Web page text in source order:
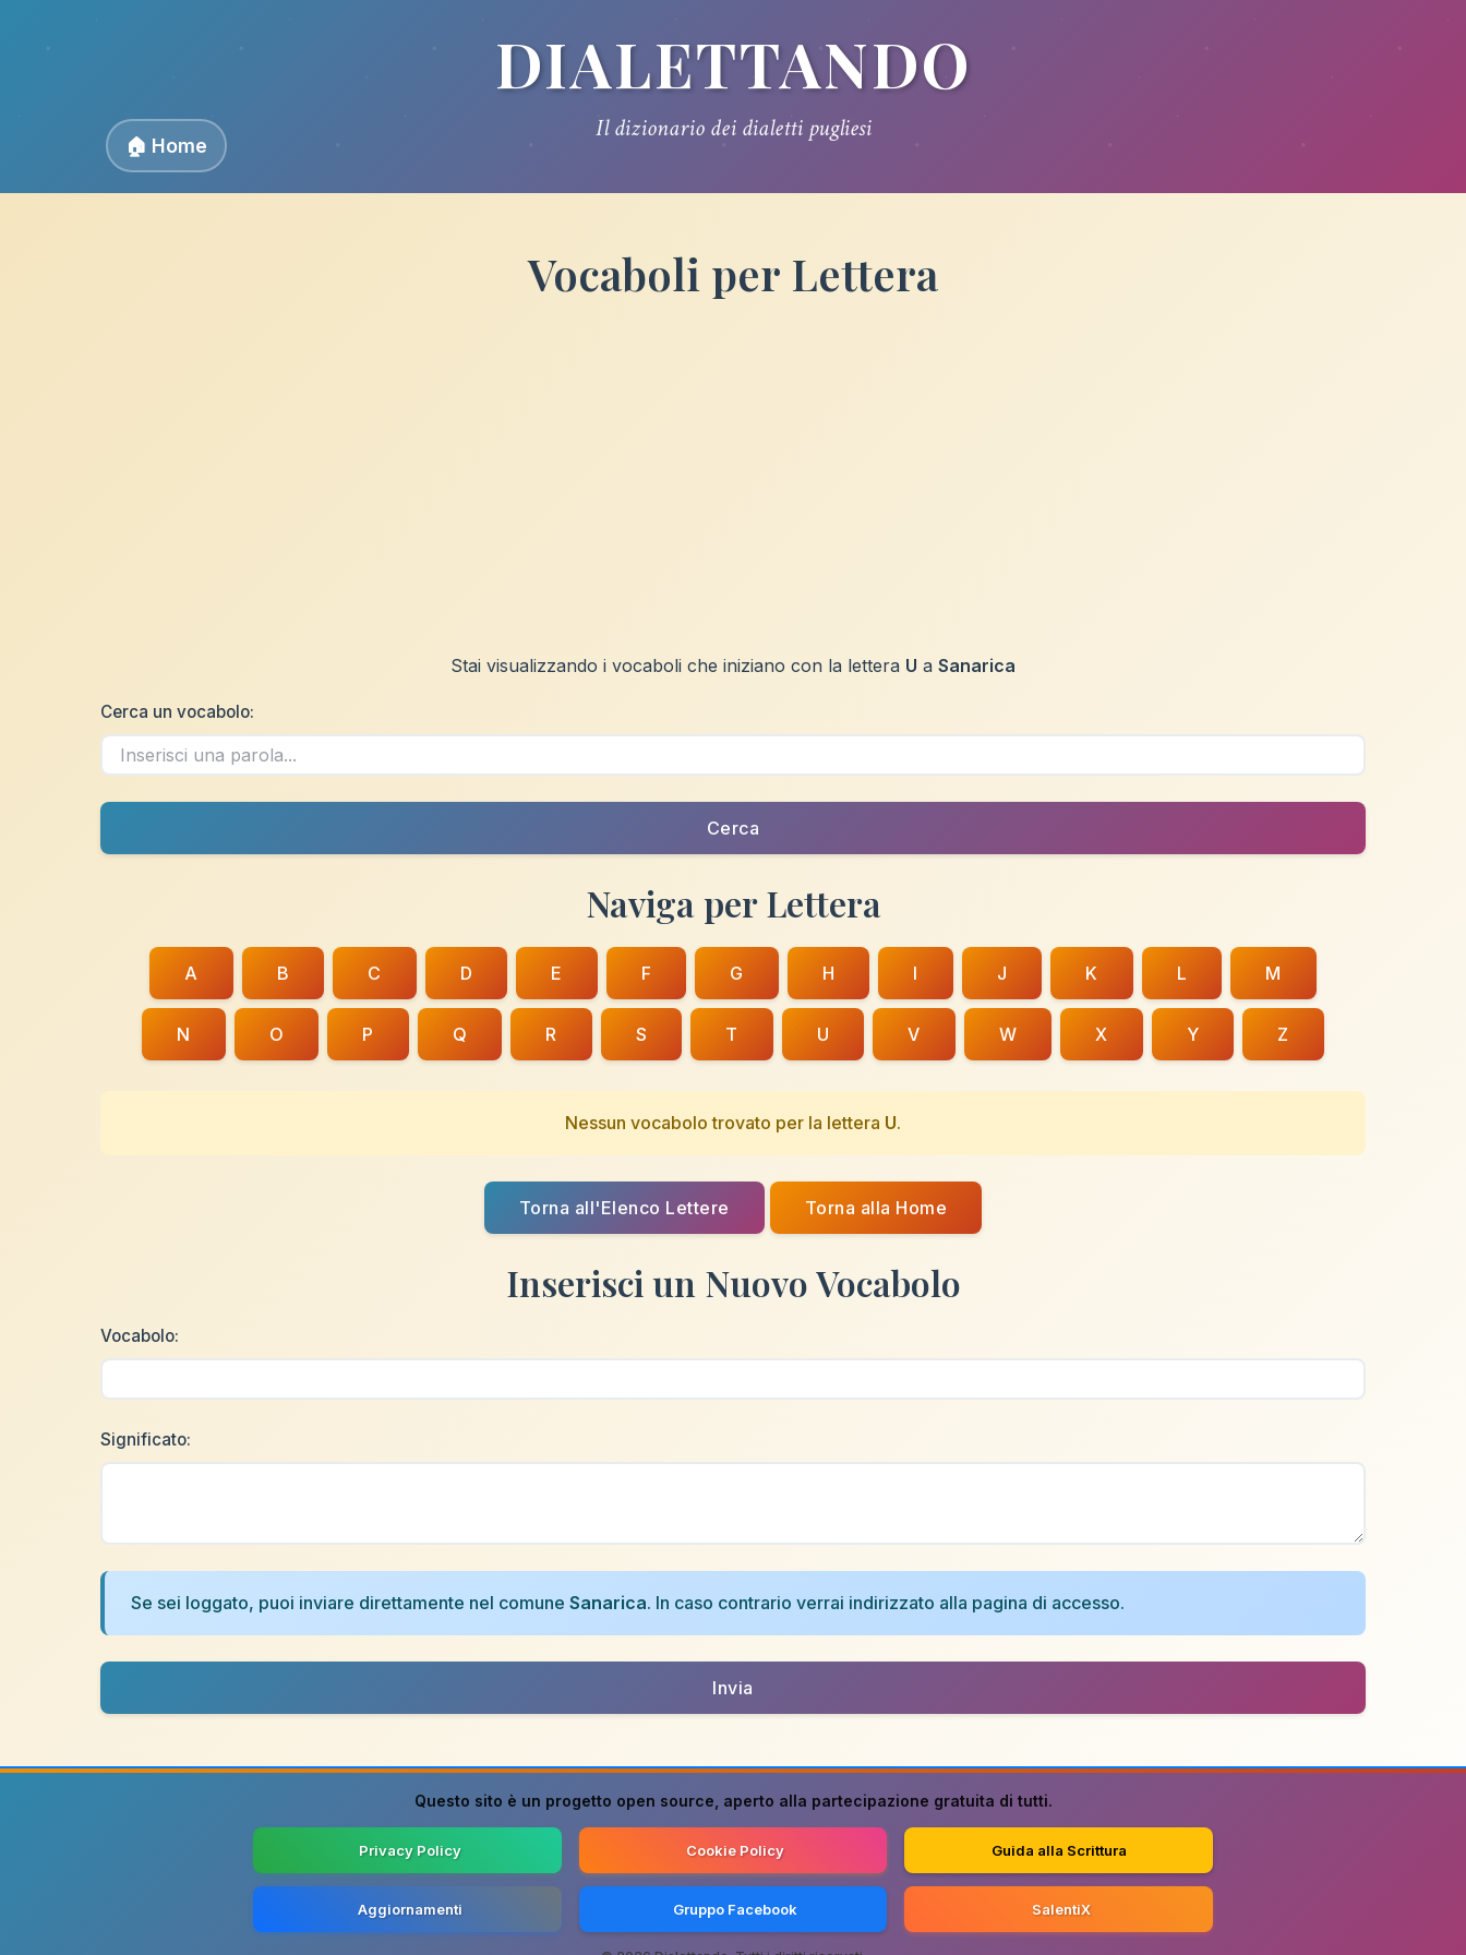
🏠 Home
DIALETTANDO
Il dizionario dei dialetti pugliesi
Vocaboli per Lettera
Stai visualizzando i vocaboli che iniziano con la lettera U a Sanarica
Cerca un vocabolo:
Cerca
Naviga per Lettera
A B C D E F G H I J K L M
N O P Q R S T U V W X Y Z
Nessun vocabolo trovato per la lettera U.
Torna all'Elenco Lettere Torna alla Home
Inserisci un Nuovo Vocabolo
Vocabolo:
Significato:
Se sei loggato, puoi inviare direttamente nel comune Sanarica. In caso contrario verrai indirizzato alla pagina di accesso.
Invia
Questo sito è un progetto open source , aperto alla partecipazione gratuita di tutti.
Privacy Policy Cookie Policy Guida alla Scrittura
Aggiornamenti Gruppo Facebook SalentiX